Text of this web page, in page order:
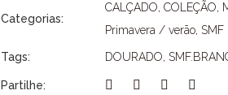
Categorias:
CALÇADO, COLEÇÃO,
Primavera / verão, SMF
Tags: DOURADO,
Partilhe: